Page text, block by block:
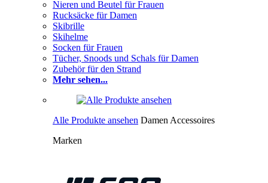
Nieren und Beutel für Frauen
Rucksäcke für Damen
Skibrille
Skihelme
Socken für Frauen
Tücher, Snoods und Schals für Damen
Zubehör für den Strand
Mehr sehen...
Alle Produkte ansehen Damen Accessoires
Marken